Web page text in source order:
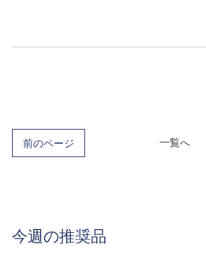
前のページ 一覧へ
今週の推奨品